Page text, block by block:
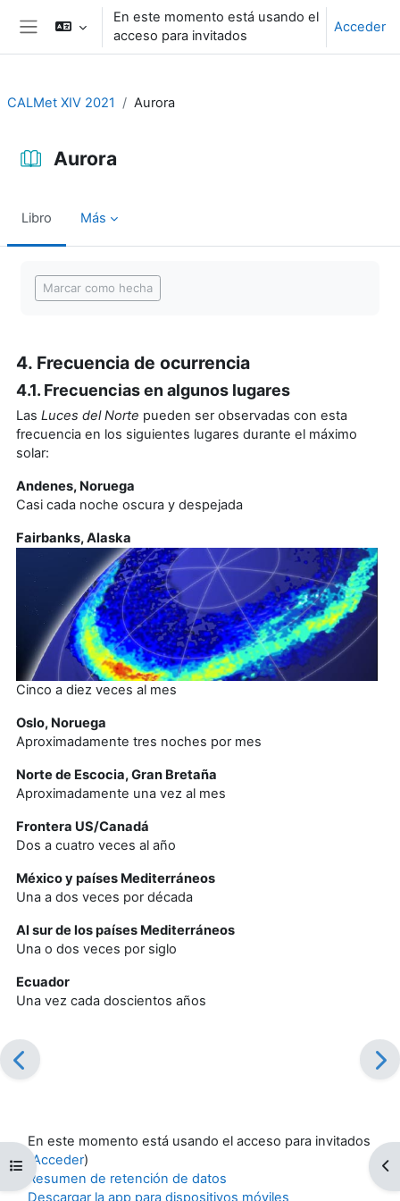
Salta al contenido principal
Panel lateral
En este momento está usando el
acceso para invitados
Acceder
Abrir índice del curso
CALMet XIV 2021 Aurora
Aurora
Libro Más
Marcar como hecha
4. Frecuencia de ocurrencia
4.1. Frecuencias en algunos lugares
Las Luces del Norte pueden ser observadas con esta
frecuencia en los siguientes lugares durante el máximo
solar:
Andenes, Noruega
Casi cada noche oscura y despejada
Fairbanks, Alaska
Cinco a diez veces al mes
Oslo, Noruega
Aproximadamente tres noches por mes
Norte de Escocia, Gran Bretaña
Aproximadamente una vez al mes
Frontera US/Canadá
Dos a cuatro veces al año
México y países Mediterráneos
Una a dos veces por década
Al sur de los países Mediterráneos
Una o dos veces por siglo
Ecuador
Una vez cada doscientos años
En este momento está usando el acceso para invitados
Acceder)
Resumen de retención de datos
Descargar la app para dispositivos móviles